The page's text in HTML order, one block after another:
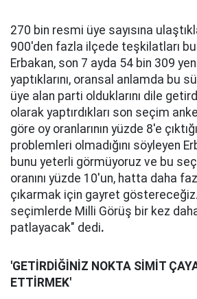
270 bin resmi üye sayısına
900'den fazla ilçede teşkilatları
Erbakan, son 7 ayda 54 bin 309
yaptıklarını, oransal anlamda bu
üye alan parti olduklarını dile
olarak yaptırdıkları son seçim
göre oy oranlarının yüzde 8'e
problemleri olmadığını söyleyen
bunu yeterli görmüyoruz ve bu
oranını yüzde 10'un, hatta daha
çıkarmak için gayret
seçimlerde Milli Görüş bir kez
patlayacak" dedi.
'GETİRDİĞİNİZ NOKTA SİMİT
ETTİRMEK'